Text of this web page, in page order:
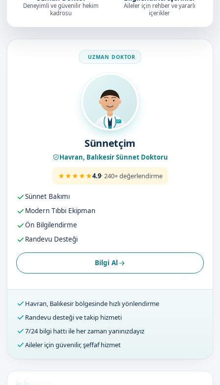
Deneyimli ve güvenilir hekim
kadrosu
Aileler için rehber ve yararlı
içerikler
Doktorumuz
Sünnetçim
Havran, Balıkesir Sünnet Doktoru
4.9· 240+ değerlendirme
Sünnet Bakımı
Modern Tıbbi Ekipman
Ön Bilgilendirme
Randevu Desteği
Bilgi Al
Havran, Balıkesir bölgesinde hızlı yönlendirme
Randevu desteği ve takip hizmeti
7/24 bilgi hattı ile her zaman yanınızdayız
Aileler için güvenilir, şeffaf hizmet